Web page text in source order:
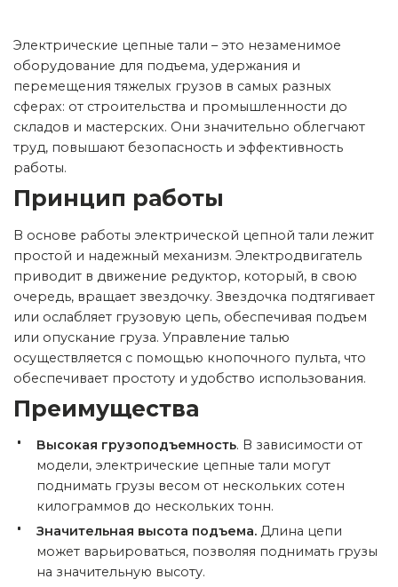
Электрические цепные тали – это незаменимое
оборудование для подъема, удержания и
перемещения тяжелых грузов в самых разных
сферах: от строительства и промышленности до
складов и мастерских. Они значительно облегчают
труд, повышают безопасность и эффективность
работы.
Принцип работы
В основе работы электрической цепной тали лежит
простой и надежный механизм. Электродвигатель
приводит в движение редуктор, который, в свою
очередь, вращает звездочку. Звездочка подтягивает
или ослабляет грузовую цепь, обеспечивая подъем
или опускание груза. Управление талью
осуществляется с помощью кнопочного пульта, что
обеспечивает простоту и удобство использования.
Преимущества
Высокая грузоподъемность. В зависимости от
модели, электрические цепные тали могут
поднимать грузы весом от нескольких сотен
килограммов до нескольких тонн.
Значительная высота подъема. Длина цепи
может варьироваться, позволяя поднимать грузы
на значительную высоту.